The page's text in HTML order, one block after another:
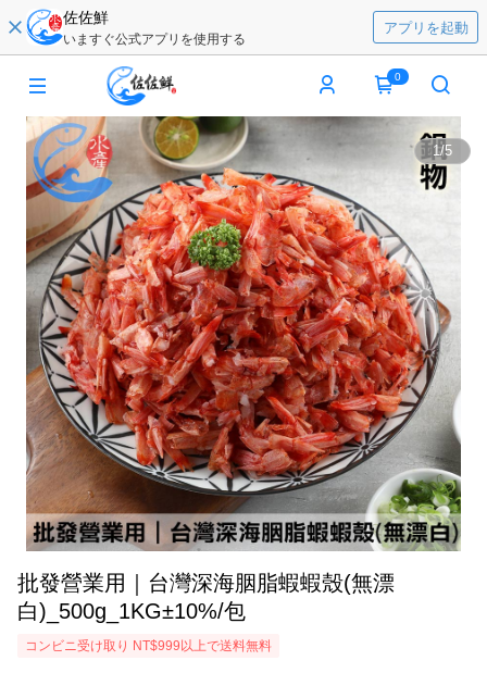
佐佐鮮
いますぐ公式アプリを使用する
アプリを起動
0
1/5
批發營業用｜台灣深海胭脂蝦蝦殼(無漂
白)_500g_1KG±10%/包
コンビニ受け取り NT$999以上で送料無料